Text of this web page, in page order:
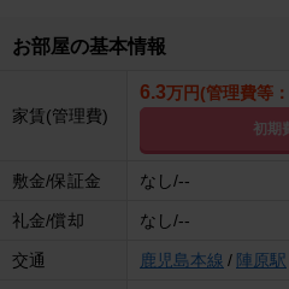
お部屋の基本情報
家賃(管理費)
6.3万円(管理費等
初期
敷金/保証金 なし/--
礼金/償却 なし/--
交通 鹿児島本線 / 陣原駅